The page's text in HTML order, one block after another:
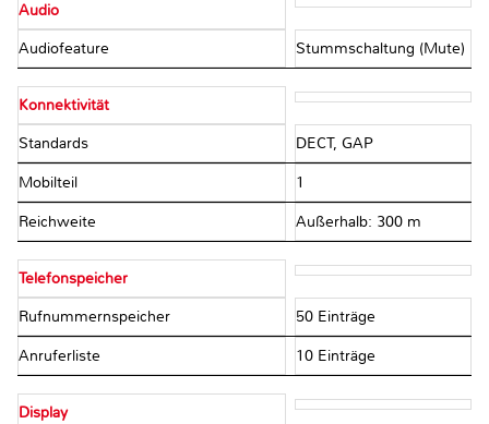
Audio
Audiofeature Stummschaltung (Mute)
Konnektivität
Standards DECT, GAP
Mobilteil 1
Reichweite Außerhalb: 300 m
Telefonspeicher
Rufnummernspeicher 50 Einträge
Anruferliste 10 Einträge
Display